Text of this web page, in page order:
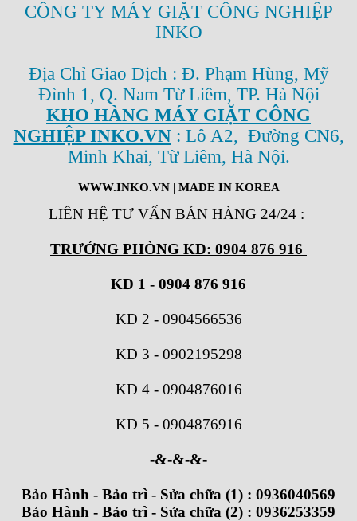
CÔNG TY MÁY GIẶT CÔNG NGHIỆP
INKO
Địa Chỉ Giao Dịch : Đ. Phạm Hùng, Mỹ
Đình 1, Q. Nam Từ Liêm, TP. Hà Nội
KHO HÀNG MÁY GIẶT CÔNG
NGHIỆP INKO.VN: Lô A2, Đường CN6,
Minh Khai, Từ Liêm, Hà Nội.
WWW.INKO.VN| MADE IN KOREA
LIÊN HỆ TƯ VẤN BÁN HÀNG 24/24 :
TRƯỞNG PHÒNG KD: 0904 876 916
KD 1 - 0904 876 916
KD 2 - 0904566536
KD 3 - 0902195298
KD 4 - 0904876016
KD 5 - 0904876916
-&-&-&-
Bảo Hành - Bảo trì - Sửa chữa (1) : 0936040569
Bảo Hành - Bảo trì - Sửa chữa (2) : 0936253359